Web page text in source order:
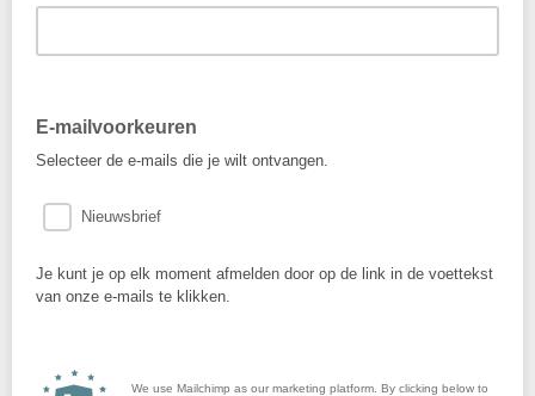
E-mailvoorkeuren
Selecteer de e-mails die je wilt ontvangen.
Nieuwsbrief
Je kunt je op elk moment afmelden door op de link in de voettekst
van onze e-mails te klikken.
We use Mailchimp as our marketing platform. By clicking below to